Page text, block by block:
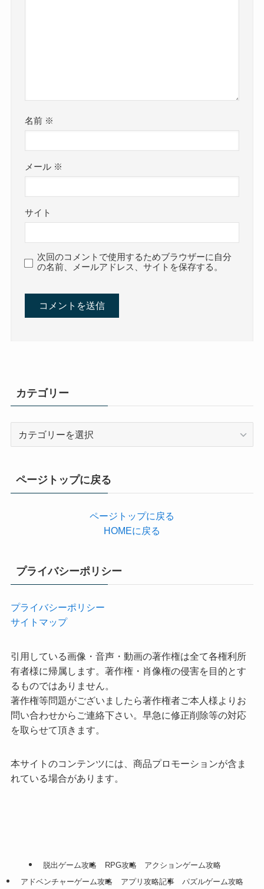
名前 ※
メール ※
サイト
次回のコメントで使用するためブラウザーに自分
の名前、メールアドレス、サイトを保存する。
カテゴリー
ページトップに戻る
ページトップに戻る
HOMEに戻る
プライバシーポリシー
プライバシーポリシー
サイトマップ
引用している画像・音声・動画の著作権は全て各権利所
有者様に帰属します。著作権・肖像権の侵害を目的とす
るものではありません。
著作権等問題がございましたら著作権者ご本人様よりお
問い合わせからご連絡下さい。早急に修正削除等の対応
を取らせて頂きます。
本サイトのコンテンツには、商品プロモーションが含ま
れている場合があります。
脱出ゲーム攻略 RPG攻略
アクションゲーム攻略
アドベンチャーゲーム攻略
アプリ攻略記事 パズルゲーム攻略